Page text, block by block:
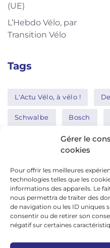
Gérer le
cookies
Pour offrir les meilleures
technologies telles que les
informations des appareils. Le
nous permettra de traiter des
de navigation ou les ID uniques
consentir ou de retirer son
négatif sur certaines
(UE)
L’Hebdo Vélo, par
Transition Vélo
Tags
L'Actu Vélo, à vélo !
Schwalbe Bosch
Thule
Réseaux sociaux
google news
facebook
twitter